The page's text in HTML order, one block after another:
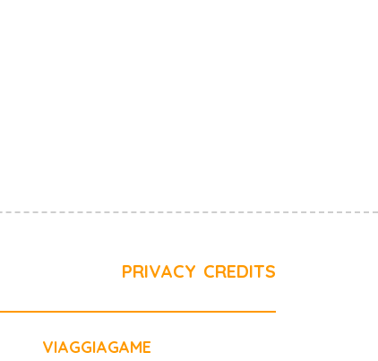
PRIVACY CREDITS
VIAGGIAGAME